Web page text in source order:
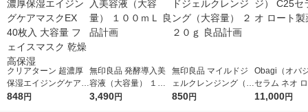
クリアターン 超濃厚
保湿エイジングケアマ
スクEX 40枚入 大容量
848円
無印良品 発酵導入美
容液（大容量） １０
０ｍＬ 良品計画
3,490円
無印良品 マイルドジ
ェルクレンジング（大
容量） ２２０ｇ 良品
850円
Obagi（オバ
セラム ネオ
薬
11,000円